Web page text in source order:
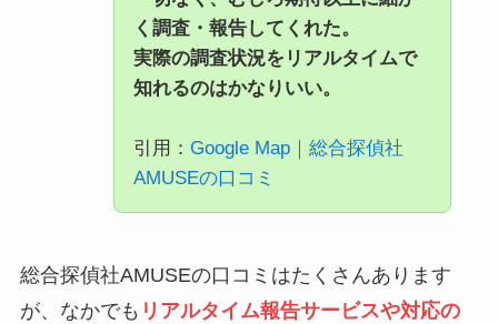
く調査・報告してくれた。
実際の調査状況をリアルタイムで
知れるのはかなりいい。
引用： Google Map｜総合探偵社
AMUSEの口コミ
総合探偵社AMUSEの口コミはたくさんあります
が、なかでも リアルタイム報告サービスや対応の